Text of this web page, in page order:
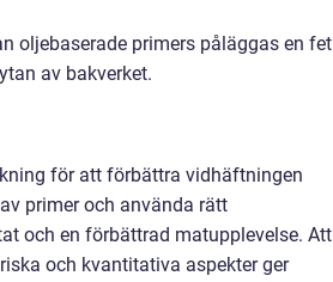
oljebaserade primers påläggas en fet
av bakverket.
för att förbättra vidhäftningen
primer och använda rätt
och en förbättrad matupplevelse. Att
och kvantitativa aspekter ger